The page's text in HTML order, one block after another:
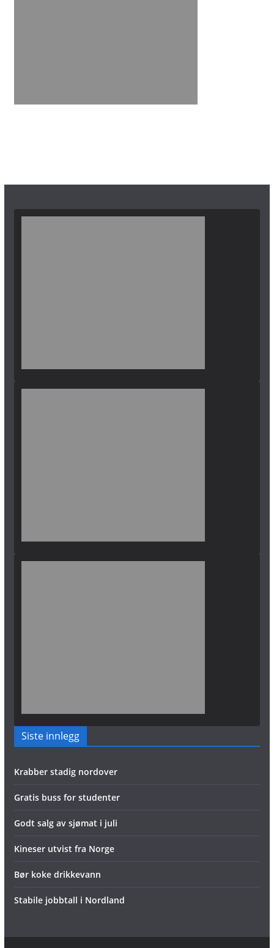
Siste innlegg
Krabber stadig nordover
Gratis buss for studenter
Godt salg av sjømat i juli
Kineser utvist fra Norge
Bør koke drikkevann
Stabile jobbtall i Nordland